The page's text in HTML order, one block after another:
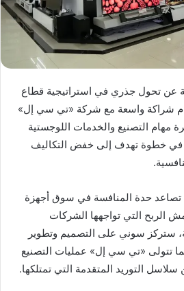
عن تحول جذري في استراتيجية قطاع
شراكة واسعة مع شركة «تي سي إل»
مهام التصنيع والخدمات اللوجستية
في خطوة تهدف إلى خفض التكاليف
حدة المنافسة في سوق أجهزة
الربح التي تواجهها الشركات
ستركز سوني على التصميم وتطوير
تتولى «تي سي إل» عمليات التصنيع
التوريد المتقدمة التي تمتلكها.